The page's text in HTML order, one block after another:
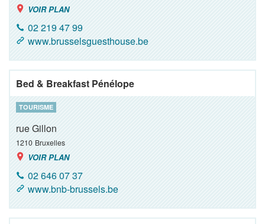
VOIR PLAN
02 219 47 99
www.brusselsguesthouse.be
Bed & Breakfast Pénélope
TOURISME
rue Gillon
1210 Bruxelles
VOIR PLAN
02 646 07 37
www.bnb-brussels.be